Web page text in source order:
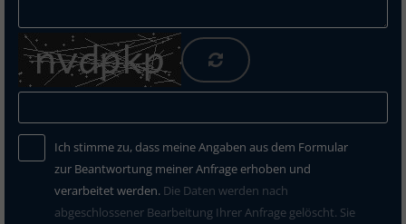
Ich stimme zu, dass meine Angaben aus dem Formular
zur Beantwortung meiner Anfrage erhoben und
verarbeitet werden. Die Daten werden nach
abgeschlossener Bearbeitung Ihrer Anfrage gelöscht. Sie